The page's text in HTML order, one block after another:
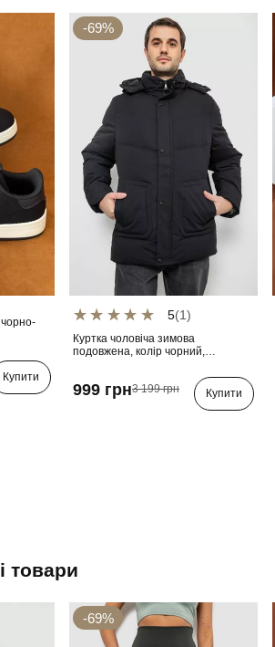
чорно-
Купити
-69%
5(1)
Куртка чоловіча зимова
подовжена, колір чорний,
999 грн3 199 грн Купити
товари
-69%